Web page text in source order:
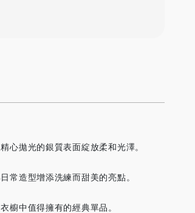
心拋光的銀質表面綻放柔和光澤。
常造型增添洗練而甜美的亮點。
櫥中值得擁有的經典單品。